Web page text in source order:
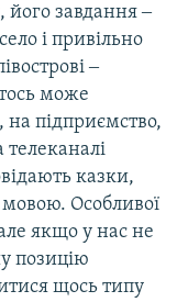
його завдання ‒
і привільно
‒
може
на підприємство,
казки,
Особливої
якщо у нас не
позицію
щось типу